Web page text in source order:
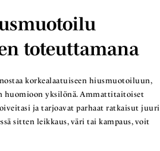
toteuttamana
korkealaatuiseen hiusmuotoiluun,
huomioon yksilönä. Ammattitaitoiset
ja tarjoavat parhaat ratkaisut juuri
sitten leikkaus, väri tai kampaus, voit